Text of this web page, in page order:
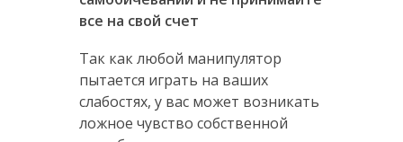
все на свой счет
Так как любой манипулятор
пытается играть на ваших
слабостях, у вас может возникать
ложное чувство собственной